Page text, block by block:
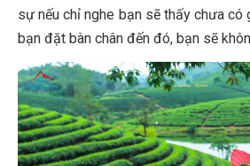
sự nếu chỉ nghe bạn sẽ thấy chưa có
bạn đặt bàn chân đến đó, bạn sẽ